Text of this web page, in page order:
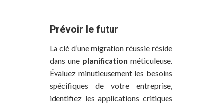
Prévoir le futur
La clé d’une migration réussie réside
dans une planification méticuleuse.
Évaluez minutieusement les besoins
spécifiques de votre entreprise,
identifiez les applications critiques